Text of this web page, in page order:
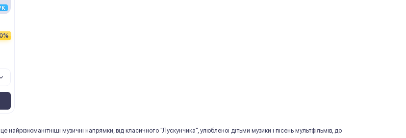
музичні напрямки, від класичного "Лускунчика", улюбленої дітьми музики і пісень мультфільмів, до